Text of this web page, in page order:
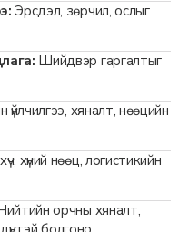
Эрсдэл, зөрчил, ослыг
Шийдвэр гаргалтыг
үйлчилгээ, хяналт, нөөцийн
хүний нөөц, логистикийн
орчны хяналт,